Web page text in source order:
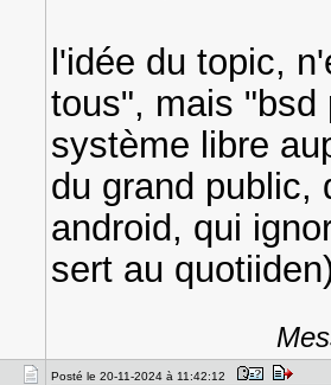
l'idée du topic,
tous", mais "bsd
système libre
du grand public,
android, qui
sert au
Posté le 20-11-2024 à 11:42:12